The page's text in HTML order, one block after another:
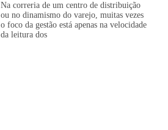
Na correria de um centro de distribuição
ou no dinamismo do varejo, muitas vezes
o foco da gestão está apenas na velocidade
da leitura dos